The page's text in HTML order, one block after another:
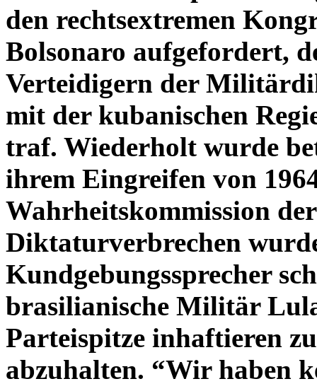
den rechtsextremen
Bolsonaro aufgefordert,
Verteidigern der
mit der kubanischen
traf. Wiederholt wurde
ihrem Eingreifen von
Wahrheitskommission
Diktaturverbrechen
Kundgebungssprecher
brasilianische Militär
Parteispitze inhaftieren
abzuhalten. “Wir haben